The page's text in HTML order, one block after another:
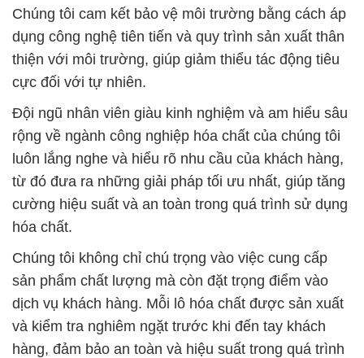
Chúng tôi cam kết bảo vệ môi trường bằng cách áp
dụng công nghệ tiên tiến và quy trình sản xuất thân
thiện với môi trường, giúp giảm thiểu tác động tiêu
cực đối với tự nhiên.
Đội ngũ nhân viên giàu kinh nghiệm và am hiểu sâu
rộng về ngành công nghiệp hóa chất của chúng tôi
luôn lắng nghe và hiểu rõ nhu cầu của khách hàng,
từ đó đưa ra những giải pháp tối ưu nhất, giúp tăng
cường hiệu suất và an toàn trong quá trình sử dụng
hóa chất.
Chúng tôi không chỉ chú trọng vào việc cung cấp
sản phẩm chất lượng mà còn đặt trọng điểm vào
dịch vụ khách hàng. Mỗi lô hóa chất được sản xuất
và kiểm tra nghiêm ngặt trước khi đến tay khách
hàng, đảm bảo an toàn và hiệu suất trong quá trình